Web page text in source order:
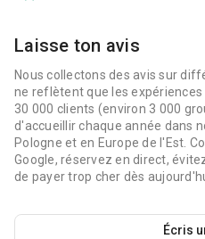
Laisse ton avis
Nous collectons des avis sur
ne reflètent que les
30 000 clients (environ 3 000
d'accueillir chaque année dans
Pologne et en Europe de l'Est.
Google, réservez en direct,
de payer trop cher dès
Écris